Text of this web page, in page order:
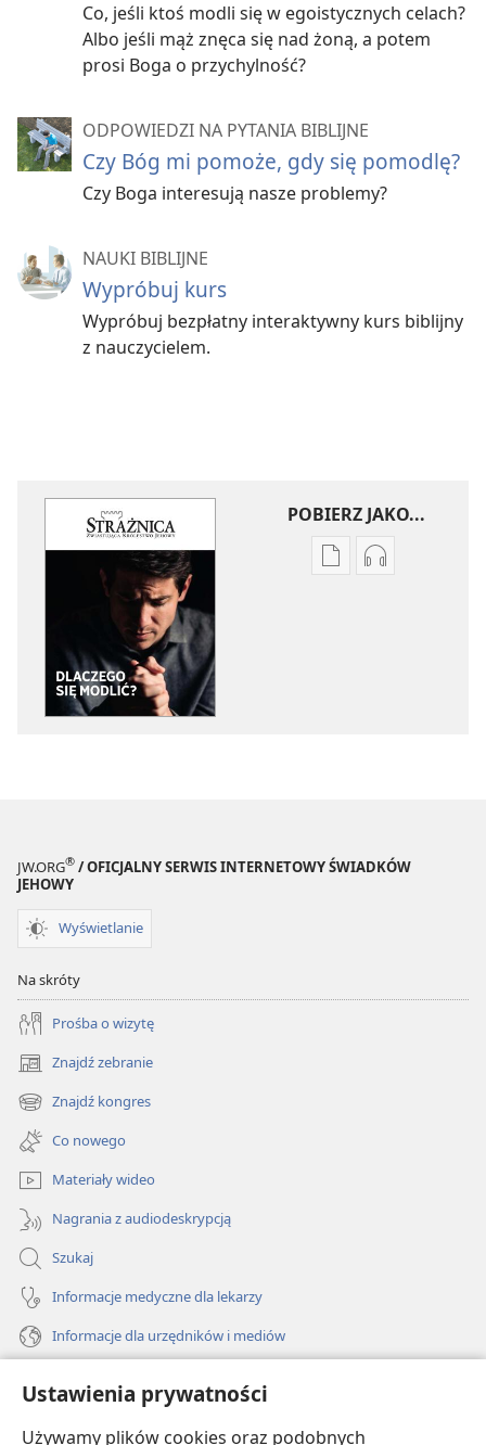
Ustawienia prywatności
Używamy plików cookies oraz podobnych
Co, jeśli ktoś modli się w egoistycznych celach?
Albo jeśli mąż znęca się nad żoną, a potem
prosi Boga o przychylność?
ODPOWIEDZI NA PYTANIA BIBLIJNE
Czy Bóg mi pomoże, gdy się pomodlę?
Czy Boga interesują nasze problemy?
NAUKI BIBLIJNE
Wypróbuj kurs
Wypróbuj bezpłatny interaktywny kurs biblijny
z nauczycielem.
POBIERZ JAKO...
UstawieniaUstawienia
JW.ORG® / OFICJALNY SERWIS INTERNETOWY ŚWIADKÓW
JEHOWY
Wyświetlanie
Na skróty
Prośba o wizytę
Znajdź zebranie
(opens
new
window)
Znajdź kongres
(opens
new
window)
Co nowego
Materiały wideo
Nagrania z audiodeskrypcją
Szukaj
Informacje medyczne dla lekarzy
Informacje dla urzędników i mediów
Darowizny
(opens